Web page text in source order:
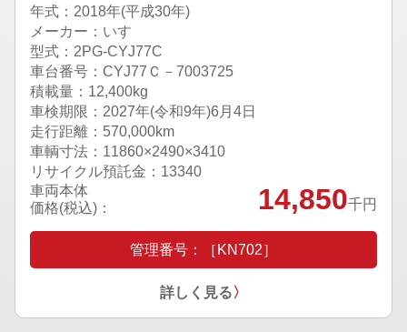
年式：2018年(平成30年)
メーカー：いすゞ
型式：2PG-CYJ77C
車台番号：CYJ77Ｃ－7003725
積載量：12,400kg
車検期限： 2027年(令和9年)6月4日
走行距離：570,000km
車輌寸法：11860×2490×3410
リサイクル預託金：13340
車両本体
価格(税込)：
14,850千円
管理番号：［KN702］
詳しく見る〉